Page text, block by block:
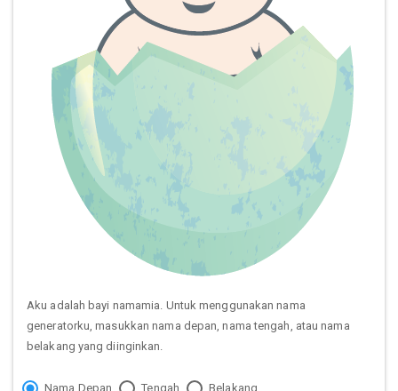
Aku adalah bayi namamia. Untuk menggunakan nama
generatorku, masukkan nama depan, nama tengah, atau nama
belakang yang diinginkan.
Nama Depan Tengah Belakang